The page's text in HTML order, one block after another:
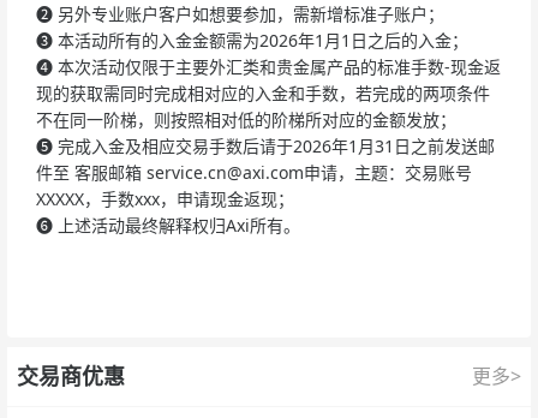
❷ 另外专业账户客户如想要参加，需新增标准子账户；
❸ 本活动所有的入金金额需为2026年1月1日之后的入金；
❹ 本次活动仅限于主要外汇类和贵金属产品的标准手数-现金返
现的获取需同时完成相对应的入金和手数，若完成的两项条件
不在同一阶梯，则按照相对低的阶梯所对应的金额发放；
❺ 完成入金及相应交易手数后请于2026年1月31日之前发送邮
件至 客服邮箱 service.cn@axi.com申请，主题：交易账号
XXXXX，手数xxx，申请现金返现；
❻ 上述活动最终解释权归Axi所有。
交易商优惠 更多>